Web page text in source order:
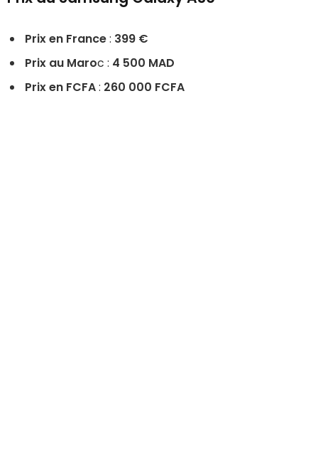
Prix en France: 399 €
Prix au Maroc : 4 500 MAD
Prix en FCFA: 260 000 FCFA